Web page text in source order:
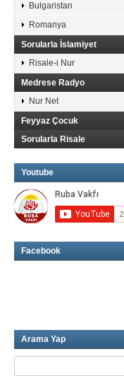
Bulgaristan
Romanya
Sorularla İslamiyet
Risale-i Nur
Medrese Radyo
Nur Net
Feyyaz Çocuk
Sorularla Risale
Youtube
Facebook
Arama Yap